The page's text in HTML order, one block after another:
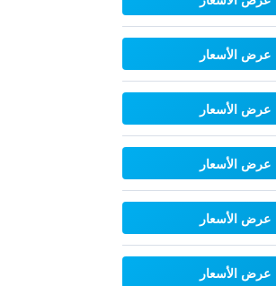
عرض الأسعار
عرض الأسعار
عرض الأسعار
عرض الأسعار
عرض الأسعار